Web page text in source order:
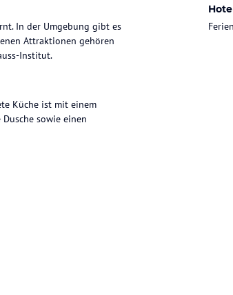
In der Umgebung gibt es
Attraktionen gehören
Institut.
Küche ist mit einem
sowie einen
und Wandern. Zudem